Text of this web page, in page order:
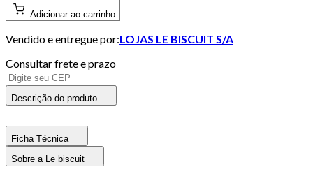
Adicionar ao carrinho
Vendido e entregue por:LOJAS LE BISCUIT S/A
Consultar frete e prazo
Descrição do produto
Ficha Técnica
Sobre a Le biscuit